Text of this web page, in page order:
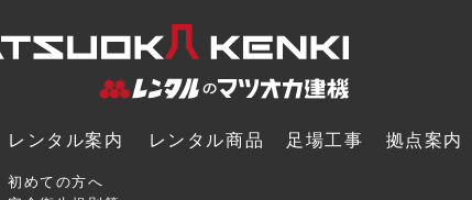
レンタル案内
初めての方へ
レンタル商品 足場工事 拠点案内